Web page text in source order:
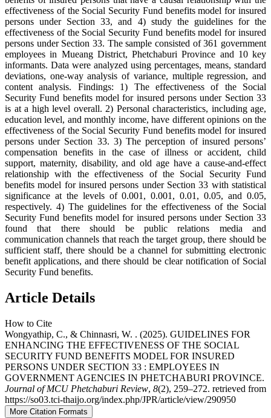
effectiveness of the Social Security Fund benefits model for insured
persons under Section 33, and 4) study the guidelines for the
effectiveness of the Social Security Fund benefits model for insured
persons under Section 33. The sample consisted of 361 government
employees in Mueang District, Phetchaburi Province and 10 key
informants. Data were analyzed using percentages, means, standard
deviations, one-way analysis of variance, multiple regression, and
content analysis. Findings: 1) The effectiveness of the Social
Security Fund benefits model for insured persons under Section 33
is at a high level overall. 2) Personal characteristics, including age,
education level, and monthly income, have different opinions on the
effectiveness of the Social Security Fund benefits model for insured
persons under Section 33. 3) The perception of insured persons’
compensation benefits in the case of illness or accident, child
support, maternity, disability, and old age have a cause-and-effect
relationship with the effectiveness of the Social Security Fund
benefits model for insured persons under Section 33 with statistical
significance at the levels of 0.001, 0.001, 0.01, 0.05, and 0.05,
respectively. 4) The guidelines for the effectiveness of the Social
Security Fund benefits model for insured persons under Section 33
found that there should be public relations media and
communication channels that reach the target group, there should be
sufficient staff, there should be a channel for submitting electronic
benefit applications, and there should be clear notification of Social
Security Fund benefits.
Article Details
How to Cite
Wongyathip, C., & Chinnasri, W. . (2025). GUIDELINES FOR
ENHANCING THE EFFECTIVENESS OF THE SOCIAL
SECURITY FUND BENEFITS MODEL FOR INSURED
PERSONS UNDER SECTION 33 : EMPLOYEES IN
GOVERNMENT AGENCIES IN PHETCHABURI PROVINCE.
Journal of MCU Phetchaburi Review, 8(2), 259–272. retrieved from
https://so03.tci-thaijo.org/index.php/JPR/article/view/290950
More Citation Formats